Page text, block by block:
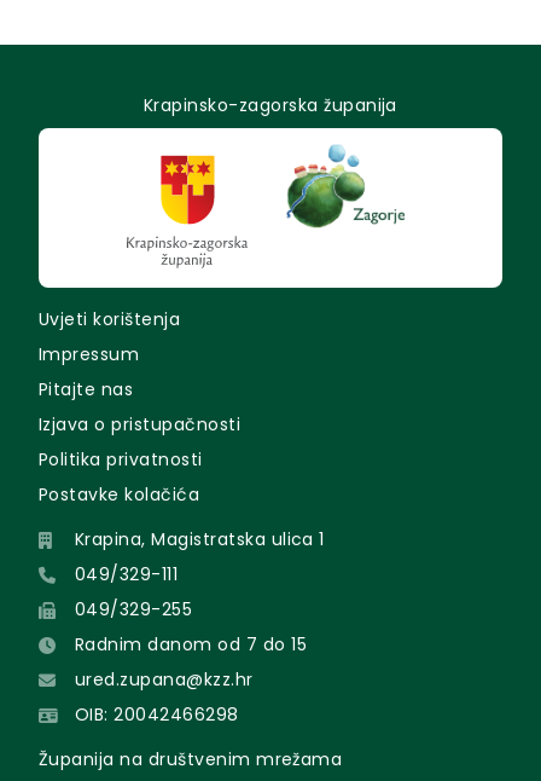
Krapinsko-zagorska županija
Uvjeti korištenja
Impressum
Pitajte nas
Izjava o pristupačnosti
Politika privatnosti
Postavke kolačića
Krapina, Magistratska ulica 1
049/329-111
049/329-255
Radnim danom od 7 do 15
ured.zupana@kzz.hr
OIB: 20042466298
Županija na društvenim mrežama